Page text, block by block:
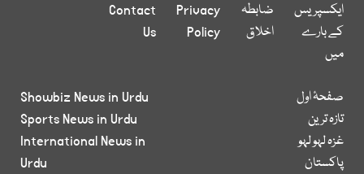
ایکسپریس
کے بارے
میں
ضابطہ
اخلاق
Privacy
Policy
Contact
Us
صفحۂ اول
تازہ ترین
غزہ لہو لہو
پاکستان
Showbiz News in Urdu
Sports News in Urdu
International News in
Urdu